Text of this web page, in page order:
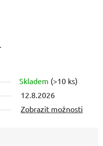
Skladem (>10 ks)
12.8.2026
Zobrazit možnosti